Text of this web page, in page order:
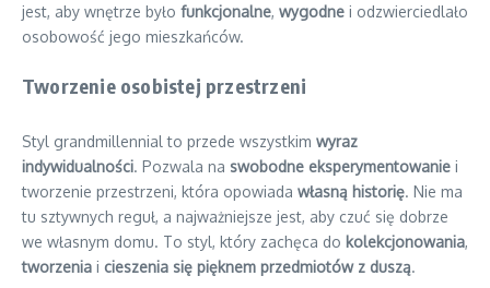
jest, aby wnętrze było funkcjonalne, wygodne i odzwierciedlało
osobowość jego mieszkańców.
Tworzenie osobistej przestrzeni
Styl grandmillennial to przede wszystkim wyraz
indywidualności. Pozwala na swobodne eksperymentowanie i
tworzenie przestrzeni, która opowiada własną historię. Nie ma
tu sztywnych reguł, a najważniejsze jest, aby czuć się dobrze
we własnym domu. To styl, który zachęca do kolekcjonowania,
tworzenia i cieszenia się pięknem przedmiotów z duszą.